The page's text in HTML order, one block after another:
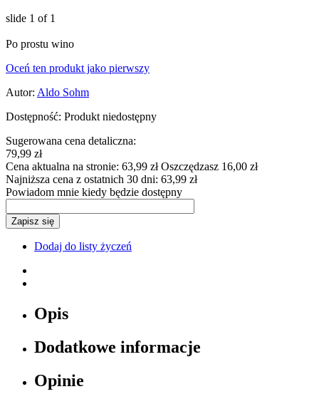
slide 1 of 1
Po prostu wino
Oceń ten produkt jako pierwszy
Autor: Aldo Sohm
Dostępność: Produkt niedostępny
Sugerowana cena detaliczna:
79,99 zł
Cena aktualna na stronie: 63,99 złOszczędzasz 16,00 zł
Najniższa cena z ostatnich 30 dni: 63,99 zł
Powiadom mnie kiedy będzie dostępny
Zapisz się
Dodaj do listy życzeń
Opis
Dodatkowe informacje
Opinie